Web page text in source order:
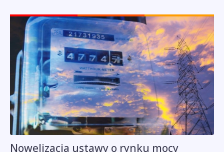
Nowelizacja ustawy o rynku mocy